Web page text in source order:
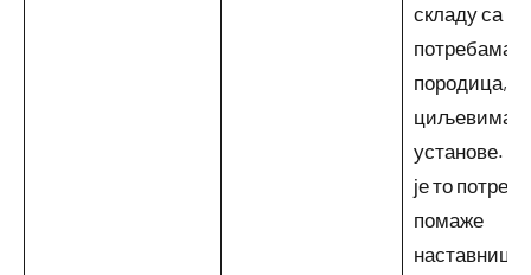
складу са
потребама
породица, и
циљевима
установе. •
је то
помаже